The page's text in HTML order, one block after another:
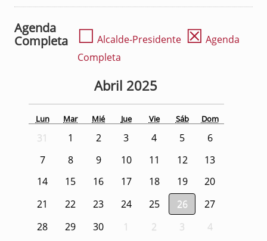
Agenda
Completa
☐ Alcalde-Presidente ☒ Agenda
Completa
Abril 2025
Lun Mar Mié Jue Vie Sáb Dom
31 1 2 3 4 5
6
7
8 9 10 11 12
13
14
15 16 17 18 19
20
21
22 23 24 25 26
27
28
29 30 1 2 3 4